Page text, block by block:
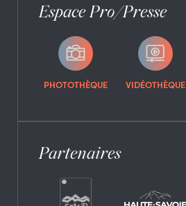
Espace Pro/Presse
PHOTOTHÈQUE VIDÉOTHÈQUE
Partenaires